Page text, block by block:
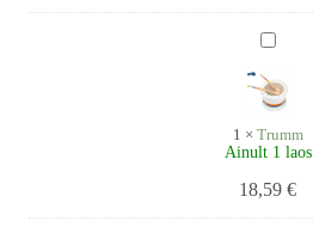
Trumm
1 × Trumm
Ainult 1 laos
18,59 €